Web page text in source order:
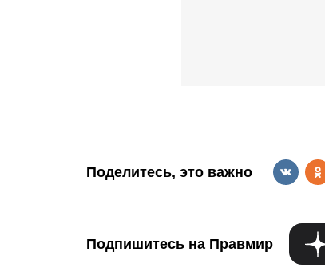
Поделитесь, это важно
Подпишитесь на Правмир